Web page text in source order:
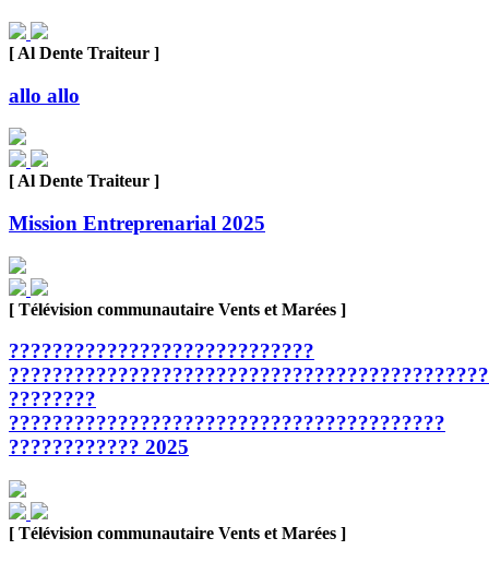
[ Al Dente Traiteur ]
allo allo
[ Al Dente Traiteur ]
Mission Entreprenarial 2025
[ Télévision communautaire Vents et Marées ]
????????????????????????????
????????
????????????????????????????????????????
???????????? 2025
[ Télévision communautaire Vents et Marées ]